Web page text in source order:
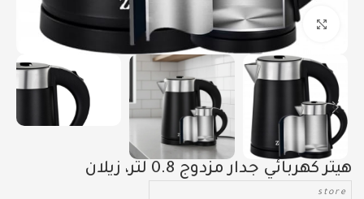
Click to enlarge
هيتر كهربائي جدار مزدوج 0.8 لتر، زيلان
store